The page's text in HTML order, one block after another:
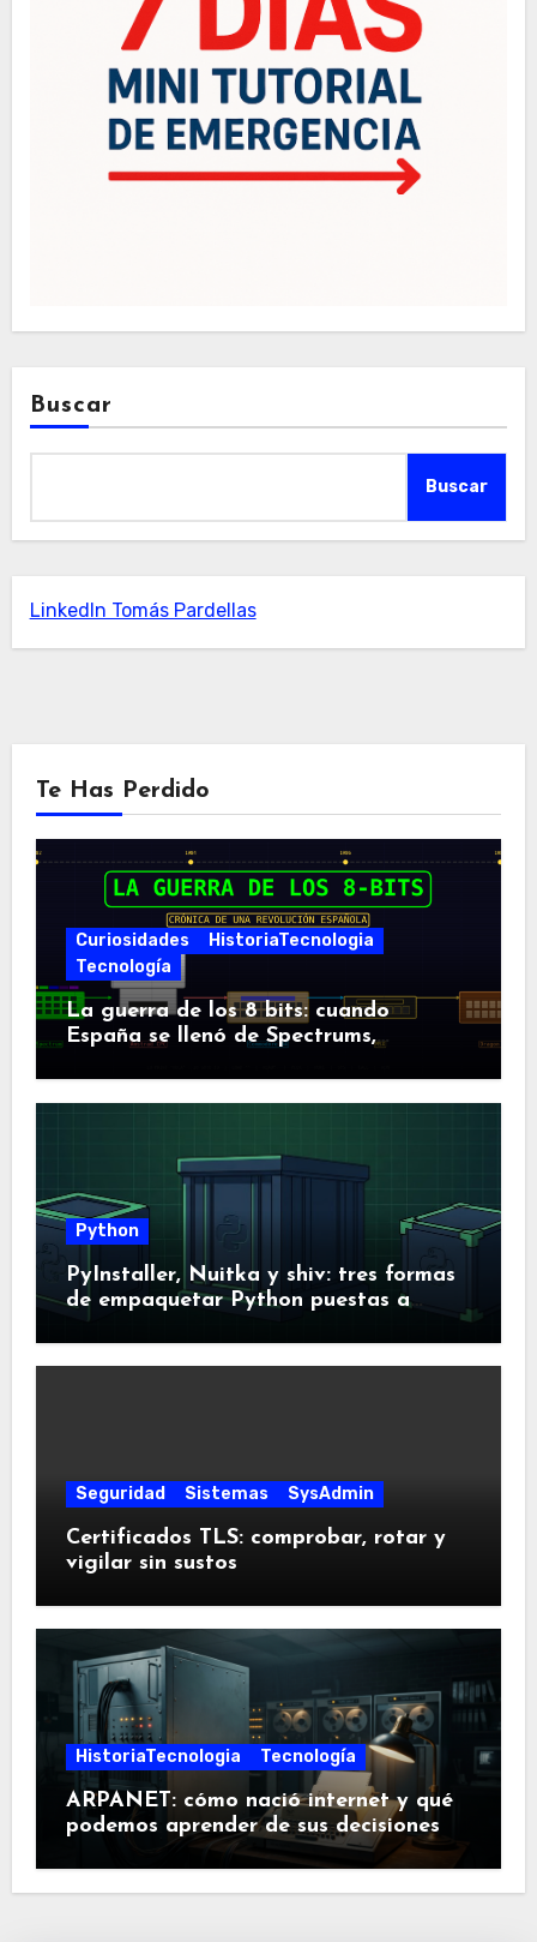
Buscar
Buscar
LinkedIn Tomás Pardellas
Te Has Perdido
Curiosidades
HistoriaTecnologia
Tecnología
La guerra de los 8 bits: cuando
España se llenó de Spectrums,
Python
PyInstaller, Nuitka y shiv: tres formas
de empaquetar Python puestas a
prueba
Seguridad Sistemas SysAdmin
Certificados TLS: comprobar, rotar y
vigilar sin sustos
HistoriaTecnologia Tecnología
ARPANET: cómo nació internet y qué
podemos aprender de sus decisiones